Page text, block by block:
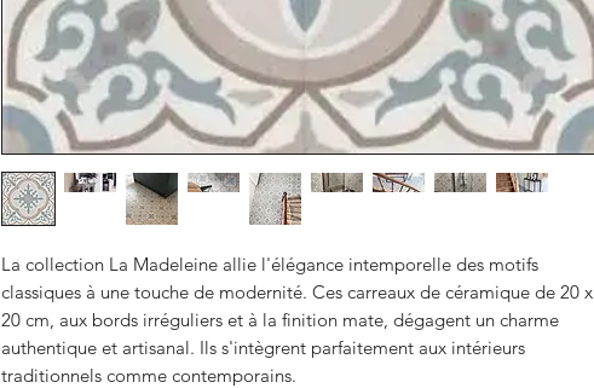
La collection La Madeleine allie l'élégance intemporelle des motifs
classiques à une touche de modernité. Ces carreaux de céramique de 20 x
20 cm, aux bords irréguliers et à la finition mate, dégagent un charme
authentique et artisanal. Ils s'intègrent parfaitement aux intérieurs
traditionnels comme contemporains.